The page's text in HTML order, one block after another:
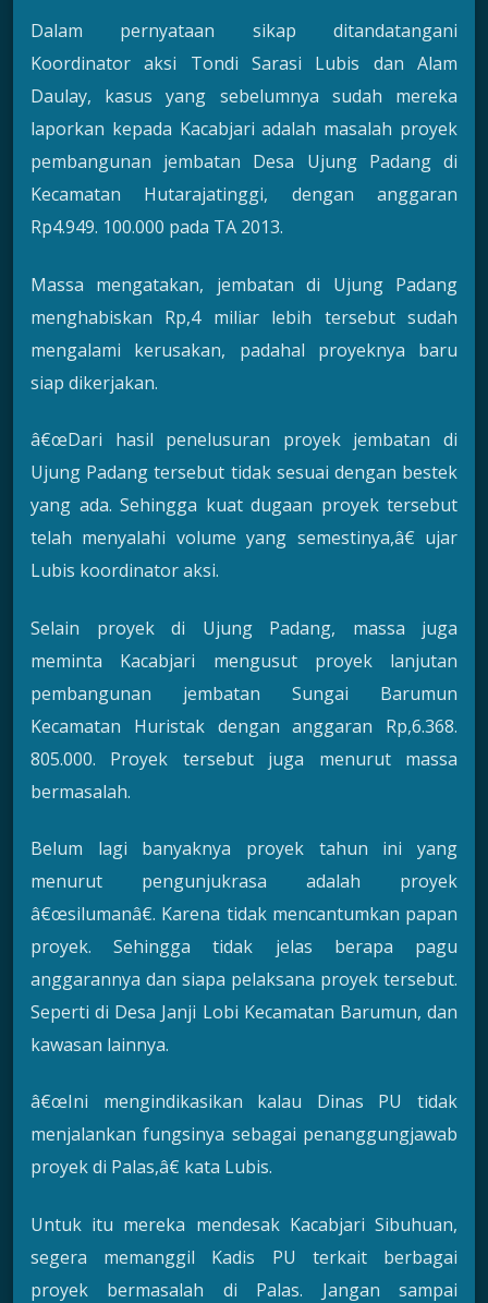
Dalam pernyataan sikap ditandatangani
Koordinator aksi Tondi Sarasi Lubis dan Alam
Daulay, kasus yang sebelumnya sudah mereka
laporkan kepada Kacabjari adalah masalah proyek
pembangunan jembatan Desa Ujung Padang di
Kecamatan Hutarajatinggi, dengan anggaran
Rp4.949. 100.000 pada TA 2013.
Massa mengatakan, jembatan di Ujung Padang
menghabiskan Rp,4 miliar lebih tersebut sudah
mengalami kerusakan, padahal proyeknya baru
siap dikerjakan.
â€œDari hasil penelusuran proyek jembatan di
Ujung Padang tersebut tidak sesuai dengan bestek
yang ada. Sehingga kuat dugaan proyek tersebut
telah menyalahi volume yang semestinya,â€ ujar
Lubis koordinator aksi.
Selain proyek di Ujung Padang, massa juga
meminta Kacabjari mengusut proyek lanjutan
pembangunan jembatan Sungai Barumun
Kecamatan Huristak dengan anggaran Rp,6.368.
805.000. Proyek tersebut juga menurut massa
bermasalah.
Belum lagi banyaknya proyek tahun ini yang
menurut pengunjukrasa adalah proyek
â€œsilumanâ€. Karena tidak mencantumkan papan
proyek. Sehingga tidak jelas berapa pagu
anggarannya dan siapa pelaksana proyek tersebut.
Seperti di Desa Janji Lobi Kecamatan Barumun, dan
kawasan lainnya.
â€œIni mengindikasikan kalau Dinas PU tidak
menjalankan fungsinya sebagai penanggungjawab
proyek di Palas,â€ kata Lubis.
Untuk itu mereka mendesak Kacabjari Sibuhuan,
segera memanggil Kadis PU terkait berbagai
proyek bermasalah di Palas. Jangan sampai